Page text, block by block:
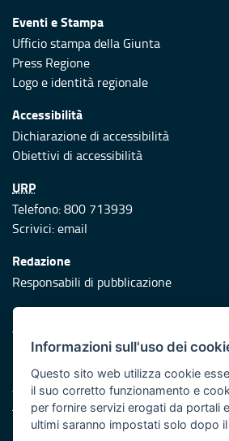
Eventi e Stampa
Ufficio stampa della Giunta
Press Regione
Logo e identità regionale
Accessibilità
Dichiarazione di accessibilità
Obiettivi di accessibilità
URP
Telefono: 800 713939
Scrivici:email
Redazione
Responsabili di pubblicazione
Protezione civile
Vai al sito di Protezione Civile Puglia
Iniziativa finanziata con risorse del
Asse XI
Note legali
Informazioni sull'uso dei
Questo sito web utilizza cookie
il suo corretto funzionamento e
per fornire servizi erogati da portali
ultimi saranno impostati solo dopo